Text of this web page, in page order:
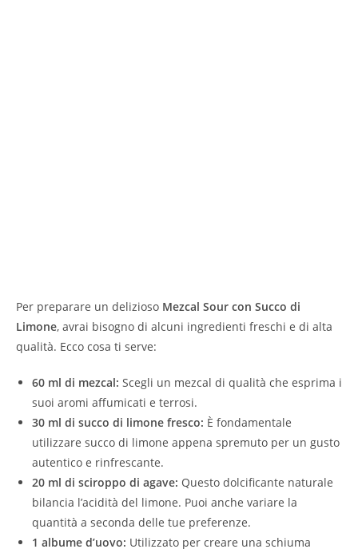
Per preparare un delizioso Mezcal Sour con Succo di
Limone, avrai bisogno di alcuni ingredienti freschi e di alta
qualità. Ecco cosa ti serve:
60 ml di mezcal: Scegli un mezcal di qualità che esprima i
suoi aromi affumicati e terrosi.
30 ml di succo di limone fresco: È fondamentale
utilizzare succo di limone appena spremuto per un gusto
autentico e rinfrescante.
20 ml di sciroppo di agave: Questo dolcificante naturale
bilancia l’acidità del limone. Puoi anche variare la
quantità a seconda delle tue preferenze.
1 albume d’uovo: Utilizzato per creare una schiuma